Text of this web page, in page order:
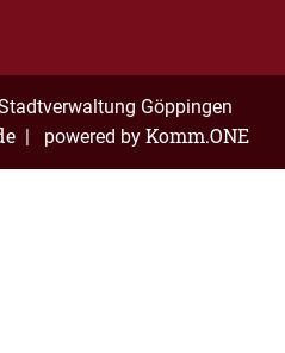
Göppingen
| powered by Komm.ONE